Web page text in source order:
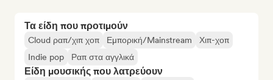
Τα είδη που προτιμούν
Cloud ραπ/χιπ χοπ Εμπορική/Mainstream
Χιπ-χοπ
Indie pop
Ραπ στα αγγλικά
Είδη μουσικής που λατρεύουν